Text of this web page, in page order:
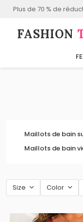
Plus de 70 % de
FASHION⁠
Maillots de bain
Maillots de bain
Size Color